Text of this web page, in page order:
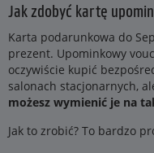
Jak zdobyć kartę
Karta podarunkowa do
prezent. Upominkowy
oczywiście kupić
salonach stacjonarnych,
możesz wymienić je na
Jak to zrobić? To bardzo